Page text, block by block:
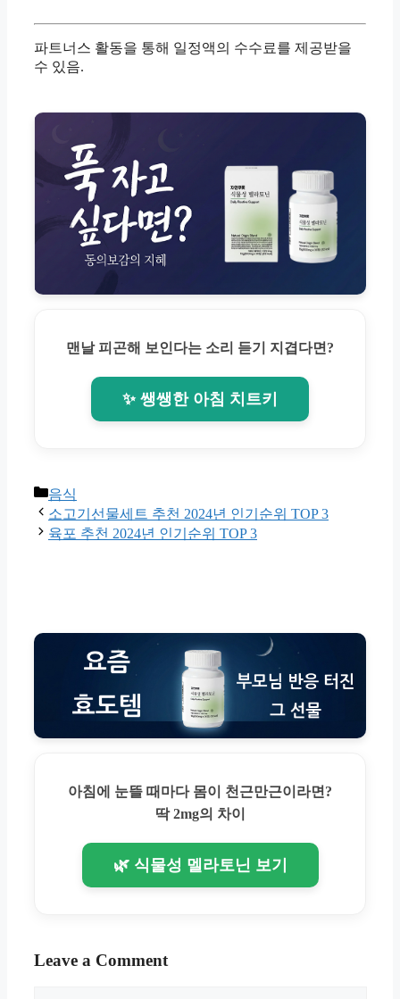
파트너스 활동을 통해 일정액의 수수료를 제공받을
수 있음.
맨날 피곤해 보인다는 소리 듣기 지겹다면?
✨ 쌩쌩한 아침 치트키
Categories
음식
소고기선물세트 추천 2024년 인기순위 TOP 3
육포 추천 2024년 인기순위 TOP 3
아침에 눈뜰 때마다 몸이 천근만근이라면?
딱 2mg의 차이
🌿 식물성 멜라토닌 보기
Leave a Comment